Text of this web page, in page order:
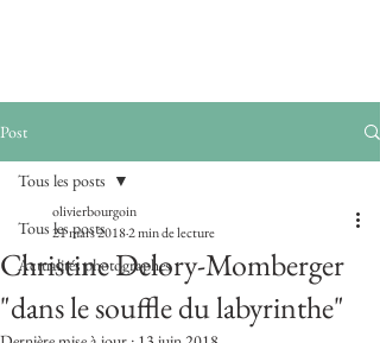
Post
Tous les posts
Actualités photographes
Tous les posts
Christine Delory-Momberger
"dans le souffle du labyrinthe"
olivierbourgoin
21 mars 20182 min de lecture